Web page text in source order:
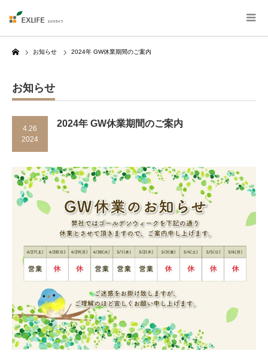
Home
お知らせ 2024年 GW休業期間のご案内
お知らせ
4.26
2024
2024年 GW休業期間のご案内